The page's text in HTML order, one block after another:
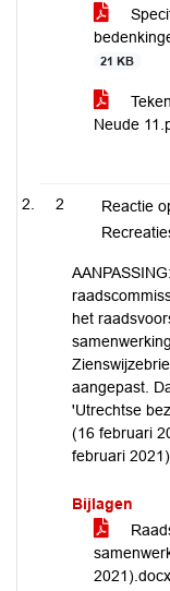
21 KB
Neude
2
Reactie
het
aangepast.
'Utrechtse
(16 februari
februari 2021).
Bijlagen
2021).docx